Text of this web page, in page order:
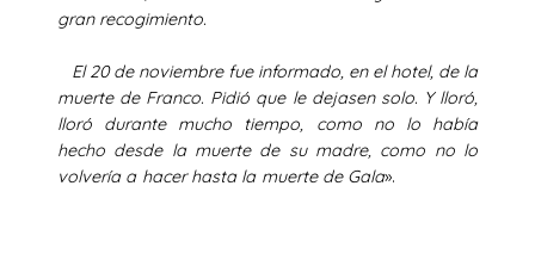
gran recogimiento.
El 20 de noviembre fue informado, en el hotel, de la
muerte de Franco. Pidió que le dejasen solo. Y lloró,
lloró durante mucho tiempo, como no lo había
hecho desde la muerte de su madre, como no lo
volvería a hacer hasta la muerte de Gala».